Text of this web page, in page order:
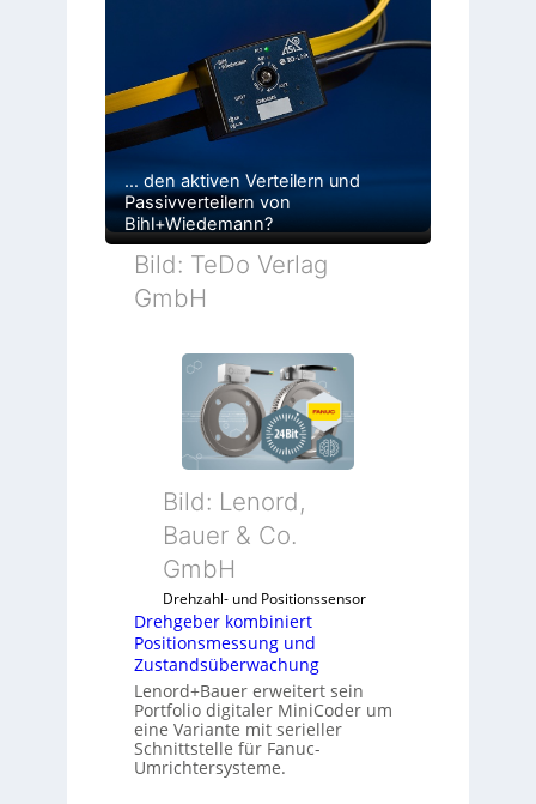
… den aktiven Verteilern und
Passivverteilern von
Bihl+Wiedemann?
Bild: TeDo Verlag
GmbH
Bild: Lenord,
Bauer & Co.
GmbH
Drehzahl- und Positionssensor
Drehgeber kombiniert
Positionsmessung und
Zustandsüberwachung
Lenord+Bauer erweitert sein
Portfolio digitaler MiniCoder um
eine Variante mit serieller
Schnittstelle für Fanuc-
Umrichtersysteme.